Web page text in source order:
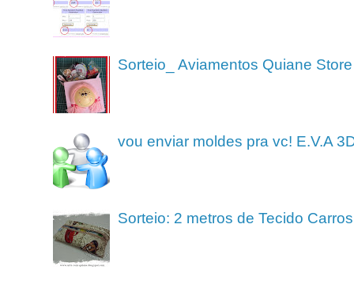
Sorteio_ Aviamentos Quiane Store
vou enviar moldes pra vc! E.V.A
Sorteio: 2 metros de Tecido Carros